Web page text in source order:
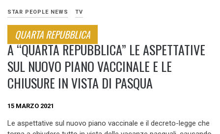
STAR PEOPLE NEWS TV
QUARTA REPUBBLICA
A “QUARTA REPUBBLICA” LE ASPETTATIVE
SUL NUOVO PIANO VACCINALE E LE
CHIUSURE IN VISTA DI PASQUA
15 MARZO 2021
Le aspettative sul nuovo piano vaccinale e il decreto-legge che